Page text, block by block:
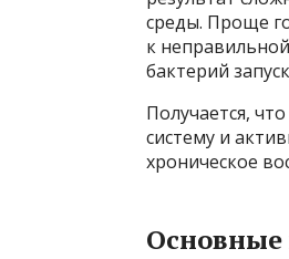
среды. Проще
к
бактерий
Получается,
систему и
хроническое
Основные